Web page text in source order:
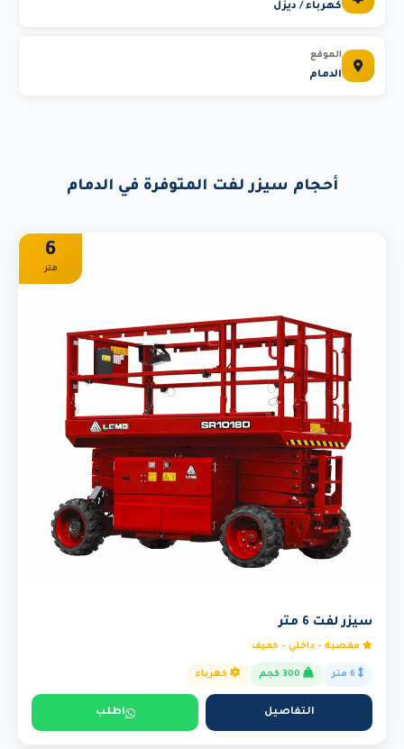
كهرباء / ديزل
الموقع
الدمام
أحجام سيزر لفت المتوفرة في الدمام
6
متر
سيزر لفت 6 متر
مقصية - داخلي - خفيف
كهرباء
التفاصيل اطلب